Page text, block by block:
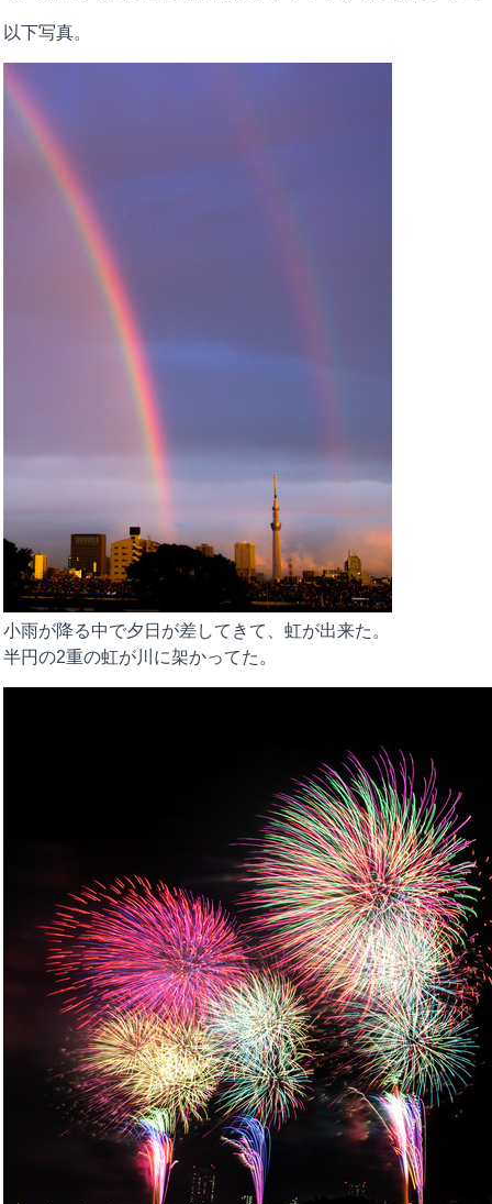
以下写真。
小雨が降る中で夕日が差してきて、虹が出来た。
半円の2重の虹が川に架かってた。